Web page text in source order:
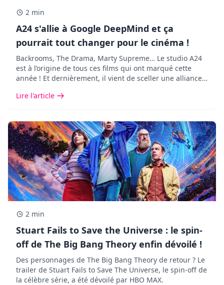
2 min
A24 s'allie à Google DeepMind et ça
pourrait tout changer pour le cinéma !
Backrooms, The Drama, Marty Supreme… Le studio A24
est à l’origine de tous ces films qui ont marqué cette
année ! Et dernièrement, il vient de sceller une alliance
Lire l'article
2 min
Stuart Fails to Save the Universe : le spin-
off de The Big Bang Theory enfin dévoilé !
Des personnages de The Big Bang Theory de retour ? Le
trailer de Stuart Fails to Save The Universe, le spin-off de
la célèbre série, a été dévoilé par HBO MAX.